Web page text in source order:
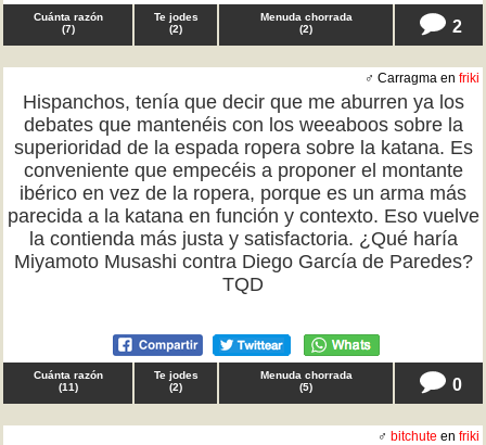
Cuánta razón
(7)
Te jodes
(2)
Menuda chorrada
(2) 2
♂ Carragma en friki
Hispanchos, tenía que decir que me aburren ya los
debates que mantenéis con los weeaboos sobre la
superioridad de la espada ropera sobre la katana. Es
conveniente que empecéis a proponer el montante
ibérico en vez de la ropera, porque es un arma más
parecida a la katana en función y contexto. Eso vuelve
la contienda más justa y satisfactoria. ¿Qué haría
Miyamoto Musashi contra Diego García de Paredes?
TQD
Cuánta razón
(11)
Te jodes
(2)
Menuda chorrada
(5) 0
♂ bitchute en friki